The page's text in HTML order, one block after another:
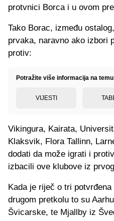
protvnici Borca i u ovom
Tako Borac, između
prvaka, naravno ako izbori
protiv:
Potražite više informacija na
VIJESTI
Vikingura, Kairata,
Klaksvik, Flora Tallinn,
dodati da može igrati i
izbacili ove klubove iz
Kada je riječ o tri
drugom pretkolu to su
Švicarske, te Mjallby iz